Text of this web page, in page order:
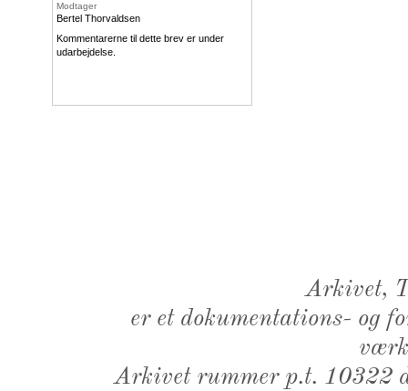
Modtager
Bertel Thorvaldsen
Kommentarerne til dette brev er under
udarbejdelse.
Arkivet,
er et dokumentations- og
Arkivet rummer p.t. 10322